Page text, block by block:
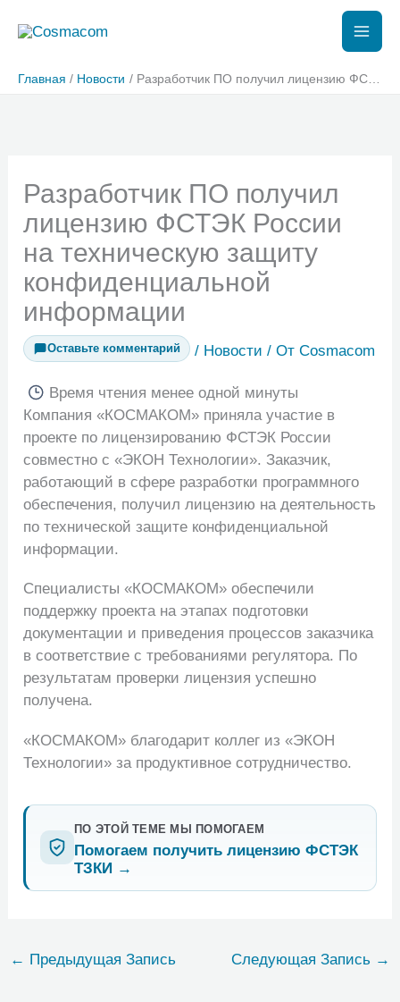
Главная Новости Разработчик ПО получил лицензию ФСТЭК России на техническую защиту конфиденциальной информации
Разработчик ПО получил
лицензию ФСТЭК России
на техническую защиту
конфиденциальной
информации
Оставьте комментарий / Новости / ОтCosmacom
Время чтения менее одной минуты
Компания «КОСМАКОМ» приняла участие в
проекте по лицензированию ФСТЭК России
совместно с «ЭКОН Технологии». Заказчик,
работающий в сфере разработки программного
обеспечения, получил лицензию на деятельность
по технической защите конфиденциальной
информации.
Специалисты «КОСМАКОМ» обеспечили
поддержку проекта на этапах подготовки
документации и приведения процессов заказчика
в соответствие с требованиями регулятора. По
результатам проверки лицензия успешно
получена.
«КОСМАКОМ» благодарит коллег из «ЭКОН
Технологии» за продуктивное сотрудничество.
ПО ЭТОЙ ТЕМЕ МЫ ПОМОГАЕМ
Помогаем получить лицензию ФСТЭК
ТЗКИ →
← Предыдущая Запись Следующая Запись →